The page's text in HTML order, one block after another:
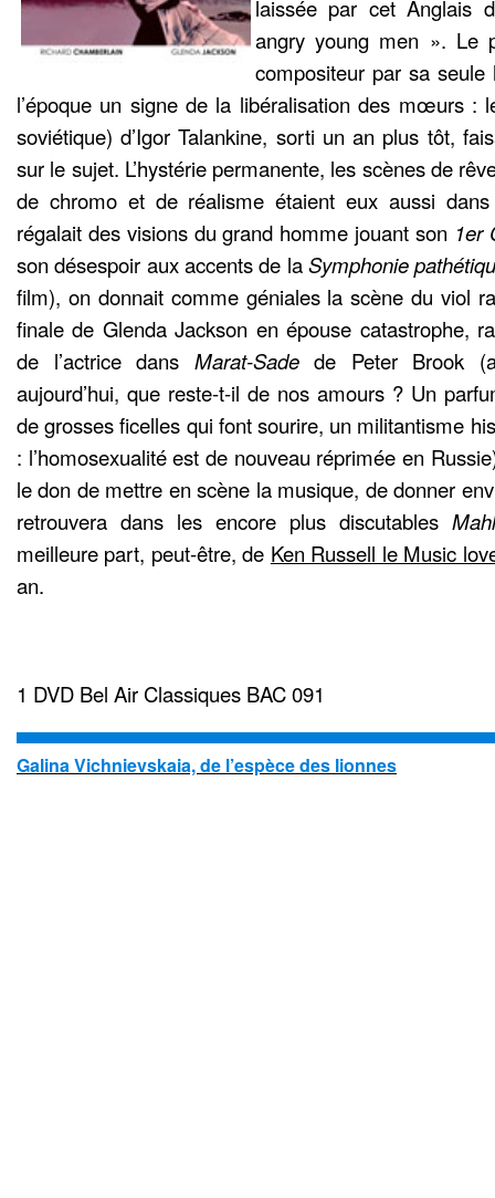
laissée par cet Anglais
angry young men ». Le
compositeur par sa
l’époque un signe de la libéralisation des mœurs :
soviétique) d’Igor Talankine, sorti un an plus tôt,
sur le sujet. L’hystérie permanente, les scènes de
de chromo et de réalisme étaient eux aussi
régalait des visions du grand homme jouant son 1er
son désespoir aux accents de laSymphonie
film), on donnait comme géniales la scène du viol
finale de Glenda Jackson en épouse catastrophe,
de l’actrice dans Marat-Sadede Peter Brook
aujourd’hui, que reste-t-il de nos amours ? Un
de grosses ficelles qui font sourire, un militantisme
: l’homosexualité est de nouveau réprimée en
le don de mettre en scène la musique, de donner
retrouvera dans les encore plus discutables
meilleure part, peut-être, de Ken Russell le Music
an.
1 DVD Bel Air Classiques BAC 091
Galina Vichnievskaia, de l’espèce des lionnes